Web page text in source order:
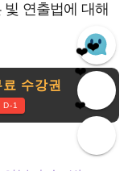
수강권
D-1
연출법에 대해
❤️
❤️ ❤️
❤️